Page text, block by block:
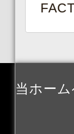
当ホー